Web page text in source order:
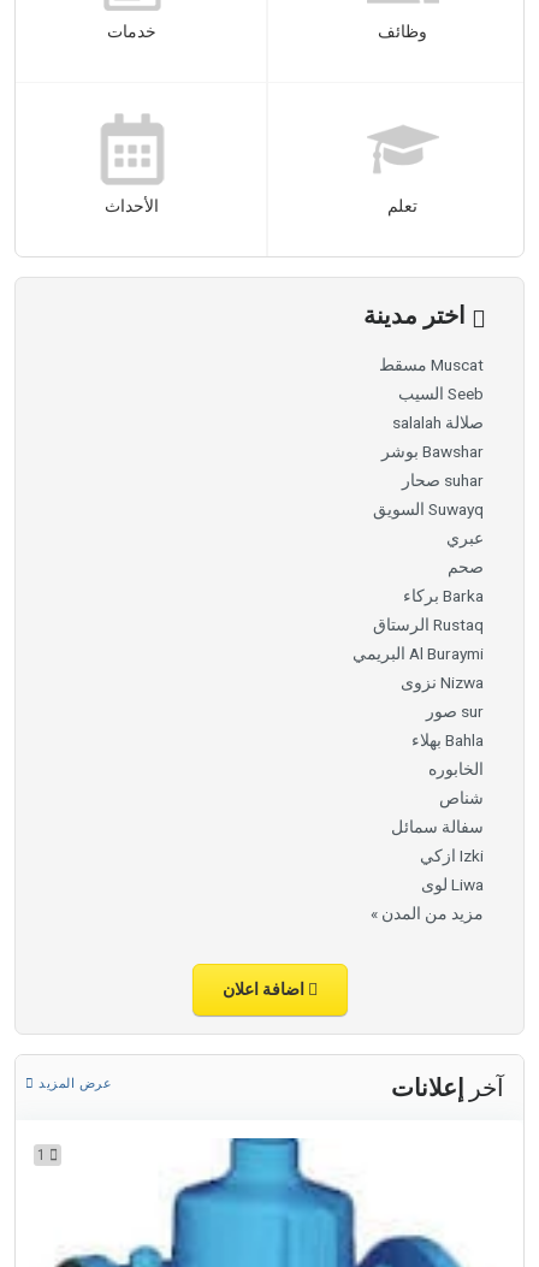
وظائف خدمات
تعلم الأحداث
اختر مدينة
Muscat مسقط
Seeb السيب
صلالة salalah
Bawshar بوشر
suhar صحار
Suwayq السويق
عبري
صحم
Barka بركاء
Rustaq الرستاق
Al Buraymi البريمي
Nizwa نزوى
sur صور
Bahla بهلاء
الخابوره
شناص
سفالة سمائل
Izki ازكي
Liwa لوى
مزيد من المدن »
اضافة اعلان
آخر إعلانات عرض المزيد